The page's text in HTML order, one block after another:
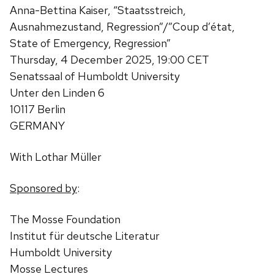
Anna-Bettina Kaiser, “Staatsstreich,
Ausnahmezustand, Regression”/”Coup d’état,
State of Emergency, Regression”
Thursday, 4 December 2025, 19:00 CET
Senatssaal of Humboldt University
Unter den Linden 6
10117 Berlin
GERMANY
With Lothar Müller
Sponsored by:
The Mosse Foundation
Institut für deutsche Literatur
Humboldt University
Mosse Lectures